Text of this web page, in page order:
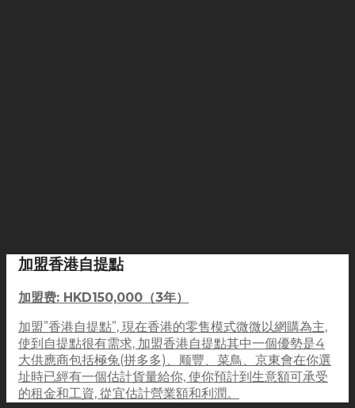
加盟香港自提點
加盟费: HKD150,000（3年）
加盟”香港自提點”, 現在香港的零售模式微微以網購為主,
使到自提點很有需求, 加盟香港自提點其中一個優勢是4
大供應商包括極兔(拼多多)、顺豐、菜鳥、京東會在你選
址時已經有一個估計貨量給你, 使你預計到生意額可承受
的租金和工資, 從宜估計營業額和利潤。